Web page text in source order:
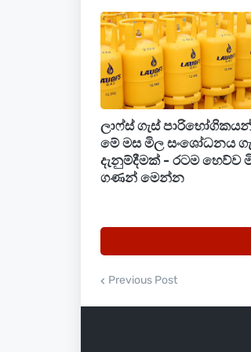
ලාෆ්ස් ගැස්
මේ මස මිල සංශෝධනය
දැනුම්දීමක් - රටම හෙව්ව
ගණන් මෙන්න
Previous Post